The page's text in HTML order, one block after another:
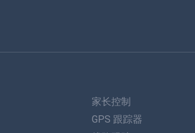
家长控制
GPS 跟踪器